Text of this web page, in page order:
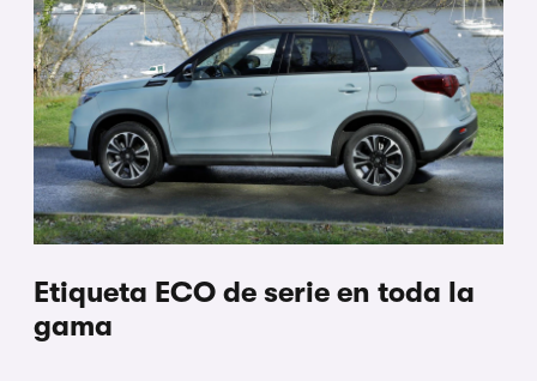
Etiqueta ECO de serie en toda la
gama